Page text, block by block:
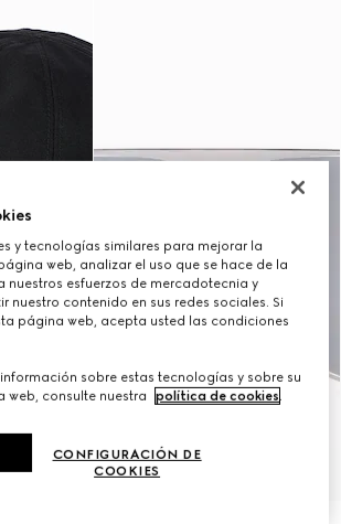
y tecnologías similares para mejorar la
web, analizar el uso que se hace de la
nuestros esfuerzos de mercadotecnia y
nuestro contenido en sus redes sociales. Si
página web, acepta usted las condiciones
sobre estas tecnologías y sobre su
web, consulte nuestra
política de cookies.
CONFIGURACIÓN DE
COOKIES